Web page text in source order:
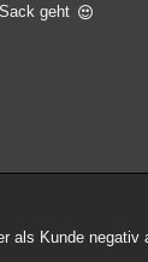
geht
als Kunde